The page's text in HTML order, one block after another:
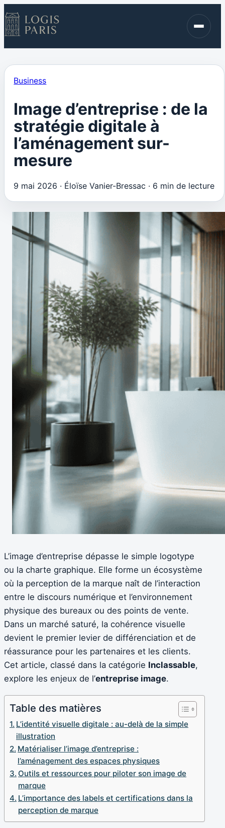
Immobilier
Contact
Business
Image d’entreprise : de la
stratégie digitale à
l’aménagement sur-
mesure
9 mai 2026 · Éloïse Vanier-Bressac · 6 min de lecture
L’image d’entreprise dépasse le simple logotype
ou la charte graphique. Elle forme un écosystème
où la perception de la marque naît de l’interaction
entre le discours numérique et l’environnement
physique des bureaux ou des points de vente.
Dans un marché saturé, la cohérence visuelle
devient le premier levier de différenciation et de
réassurance pour les partenaires et les clients.
Cet article, classé dans la catégorie Inclassable,
explore les enjeux de l’entreprise image.
Table des matières
L’identité visuelle digitale : au-delà de la simple
illustration
Matérialiser l’image d’entreprise :
l’aménagement des espaces physiques
Outils et ressources pour piloter son image de
marque
L’importance des labels et certifications dans la
perception de marque